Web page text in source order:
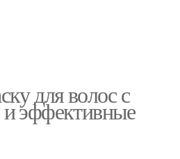
для волос с
эффективные